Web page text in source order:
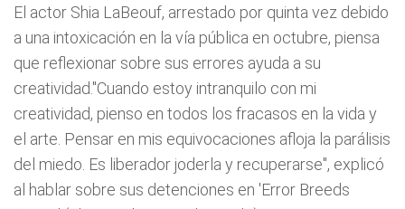
El actor Shia LaBeouf, arrestado por quinta vez debido
a una intoxicación en la vía pública en octubre, piensa
que reflexionar sobre sus errores ayuda a su
creatividad."Cuando estoy intranquilo con mi
creatividad, pienso en todos los fracasos en la vida y
el arte. Pensar en mis equivocaciones afloja la parálisis
del miedo. Es liberador joderla y recuperarse", explicó
al hablar sobre sus detenciones en 'Error Breeds